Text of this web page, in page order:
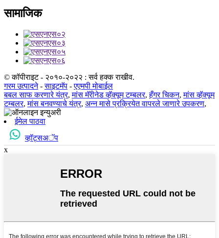
सामाजिक
© कॉपीराइट - २०१०-२०२२ : सर्व हक्क राखीव.
गरम उत्पादने-साइटमॅप -एएमपी मोबाईल
बबल साफ करणारे यंत्र,मांस मॅरीनेड व्हॅक्यूम टम्बलर,हँगर चिकन,मांस व्हॅक्यूम
टम्बलर,मांस बनवण्याचे यंत्र, अन्न मासे प्रक्रियेत वापरले जाणारे उपकरण,
ईमेल पाठवा
व्हॉट्सअॅप
x